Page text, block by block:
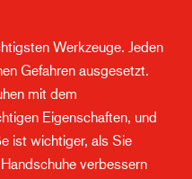
Werkzeuge. Jeden
Gefahren ausgesetzt.
mit dem
Eigenschaften, und
ist wichtiger, als Sie
verbessern